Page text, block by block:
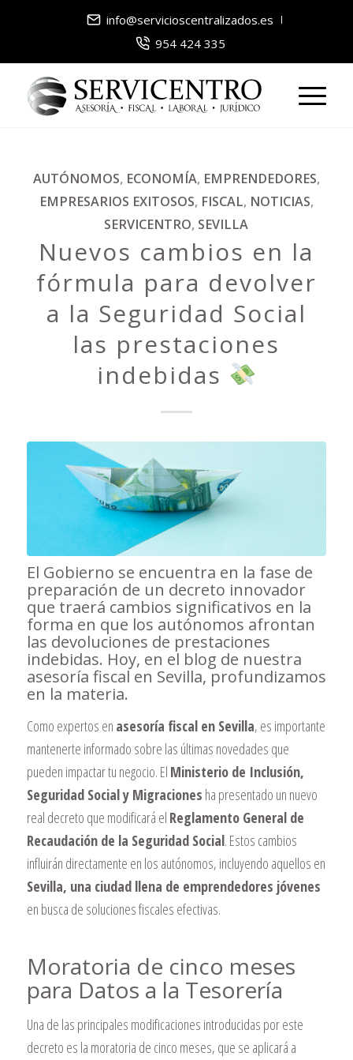
info@servicioscentralizados.es
954 424 335
AUTÓNOMOS, ECONOMÍA, EMPRENDEDORES,
EMPRESARIOS EXITOSOS, FISCAL, NOTICIAS,
SERVICENTRO, SEVILLA
Nuevos cambios en la
fórmula para devolver
a la Seguridad Social
las prestaciones
indebidas
El Gobierno se encuentra en la fase de
preparación de un decreto innovador
que traerá cambios significativos en la
forma en que los autónomos afrontan
las devoluciones de prestaciones
indebidas. Hoy, en el blog de nuestra
asesoría fiscal en Sevilla, profundizamos
en la materia.
Como expertos en asesoría fiscal en Sevilla, es importante
mantenerte informado sobre las últimas novedades que
pueden impactar tu negocio. El Ministerio de Inclusión,
Seguridad Social y Migraciones ha presentado un nuevo
real decreto que modificará el Reglamento General de
Recaudación de la Seguridad Social. Estos cambios
influirán directamente en los autónomos, incluyendo aquellos en
Sevilla, una ciudad llena de emprendedores jóvenes
en busca de soluciones fiscales efectivas.
Moratoria de cinco meses
para Datos a la Tesorería
Una de las principales modificaciones introducidas por este
decreto es la moratoria de cinco meses, que se aplicará a